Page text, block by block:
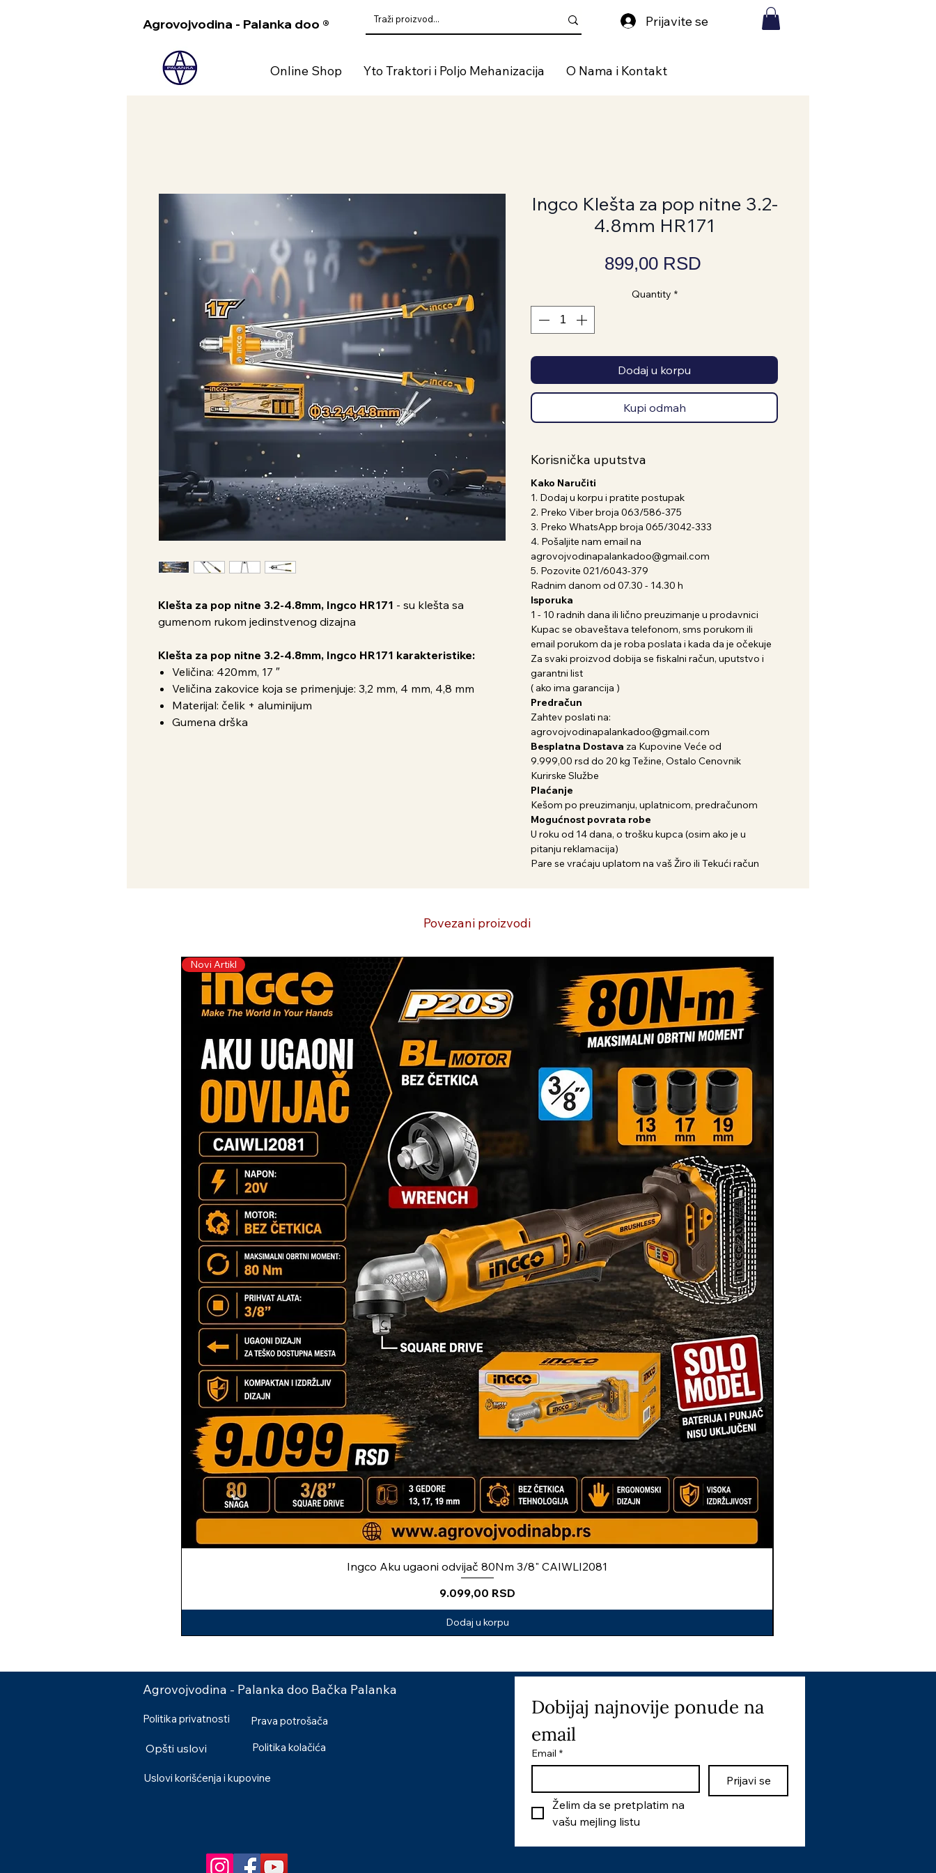
Agrovojvodina - Palanka doo ® Prijavite se
Online Shop Yto Traktori i Poljo Mehanizacija O Nama i Kontakt
Klešta za pop nitne 3.2-4.8mm, Ingco HR171 - su klešta sa
gumenom rukom jedinstvenog dizajna
Klešta za pop nitne 3.2-4.8mm, Ingco HR171 karakteristike:
Veličina: 420mm, 17 ″
Veličina zakovice koja se primenjuje: 3,2 mm, 4 mm, 4,8 mm
Materijal: čelik + aluminijum
Gumena drška
Ingco Klešta za pop nitne 3.2-
4.8mm HR171
899,00 RSDPrice
Quantity *
Dodaj u korpu
Kupi odmah
Korisnička uputstva
Kako Naručiti
1. Dodaj u korpu i pratite postupak
2. Preko Viber broja 063/586-375
3. Preko WhatsApp broja 065/3042-333
4. Pošaljite nam email na
agrovojvodinapalankadoo@gmail.com
5. Pozovite 021/6043-379
Radnim danom od 07.30 - 14.30 h
Isporuka
1 - 10 radnih dana ili lično preuzimanje u prodavnici
Kupac se obaveštava telefonom, sms porukom ili
email porukom da je roba poslata i kada da je očekuje
Za svaki proizvod dobija se fiskalni račun, uputstvo i
garantni list
( ako ima garancija )
Predračun
Zahtev poslati na:
agrovojvodinapalankadoo@gmail.com
Besplatna Dostava za Kupovine Veće od
9.999,00 rsd do 20 kg Težine, Ostalo Cenovnik
Kurirske Službe
Plaćanje
Kešom po preuzimanju, uplatnicom, predračunom
Mogućnost povrata robe
U roku od 14 dana, o trošku kupca (osim ako je u
pitanju reklamacija)
Pare se vraćaju uplatom na vaš Žiro ili Tekući račun
Povezani proizvodi
Novi Artikl
Ingco Aku ugaoni odvijač 80Nm 3/8" CAIWLI2081
Price
9.099,00 RSD
Dodaj u korpu
Agrovojvodina - Palanka doo Bačka Palanka
Politika privatnosti
Opšti uslovi
Prava potrošača
Politika kolačića
Uslovi korišćenja i kupovine
Dobijaj najnovije ponude na
email
Email *
Prijavi se
Želim da se pretplatim na
vašu mejling listu